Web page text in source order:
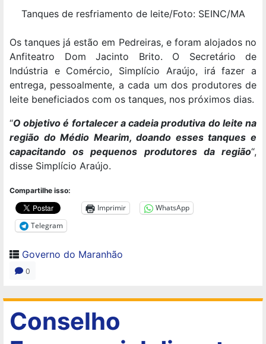
Tanques de resfriamento de leite/Foto: SEINC/MA
Os tanques já estão em Pedreiras, e foram alojados no
Anfiteatro Dom Jacinto Brito. O Secretário de
Indústria e Comércio, Simplício Araújo, irá fazer a
entrega, pessoalmente, a cada um dos produtores de
leite beneficiados com os tanques, nos próximos dias.
“O objetivo é fortalecer a cadeia produtiva do leite na
região do Médio Mearim, doando esses tanques e
capacitando os pequenos produtores da região“,
disse Simplício Araújo.
Compartilhe isso:
Imprimir
WhatsApp
Telegram
Governo do Maranhão
0
Conselho